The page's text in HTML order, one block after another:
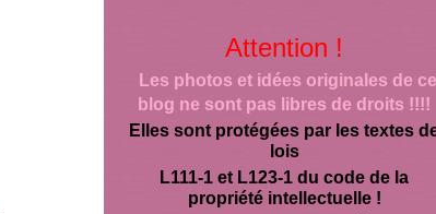
Attention !
Les photos et idées originales de ce
blog ne sont pas libres de droits !!!!
Elles sont protégées par les textes
lois
L111-1 et L123-1 du code de la
propriété intellectuelle !